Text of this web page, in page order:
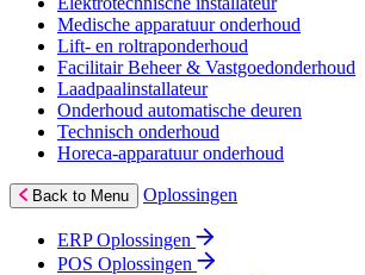
Medische apparatuur onderhoud
Lift- en roltraponderhoud
Facilitair Beheer & Vastgoedonderhoud
Laadpaalinstallateur
Onderhoud automatische deuren
Technisch onderhoud
Horeca-apparatuur onderhoud
Back to Menu Oplossingen
ERP Oplossingen
POS Oplossingen